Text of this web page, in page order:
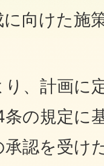
向けた施
、計画に
の規定に
認を受け